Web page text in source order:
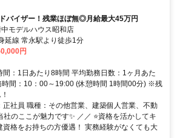
バイザー！残業ほぼ無◎月給最大45万円
モデルハウス昭和店
延線 常永駅より徒歩1分
円
間：1日あたり8時間 平均勤務日数：1ヶ月あた
時間：10：00～19:00 (休憩時間 1時間00分) ※残
正社員 職種：その他営業、建築個人営業、不動
社のここが魅力です✨ ／／ ⭐資格を活かしてキ
資格をお持ちの方優遇！ 実務経験がなくても大